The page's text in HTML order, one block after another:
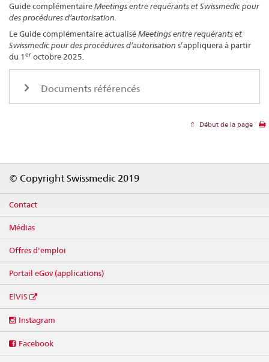
Guide complémentaireMeetings entre requérants et Swissmedic pour
des procédures d’autorisation.
Le Guide complémentaire actualiséMeetings entre requérants et
Swissmedic pour des procédures d’autorisation s’appliquera à partir
du 1 er octobre 2025.
Documents référencés
Début de la page
© Copyright Swissmedic 2019
Contact
Médias
Offres d'emploi
Portail eGov (applications)
ElViS
media
Instagram
Facebook